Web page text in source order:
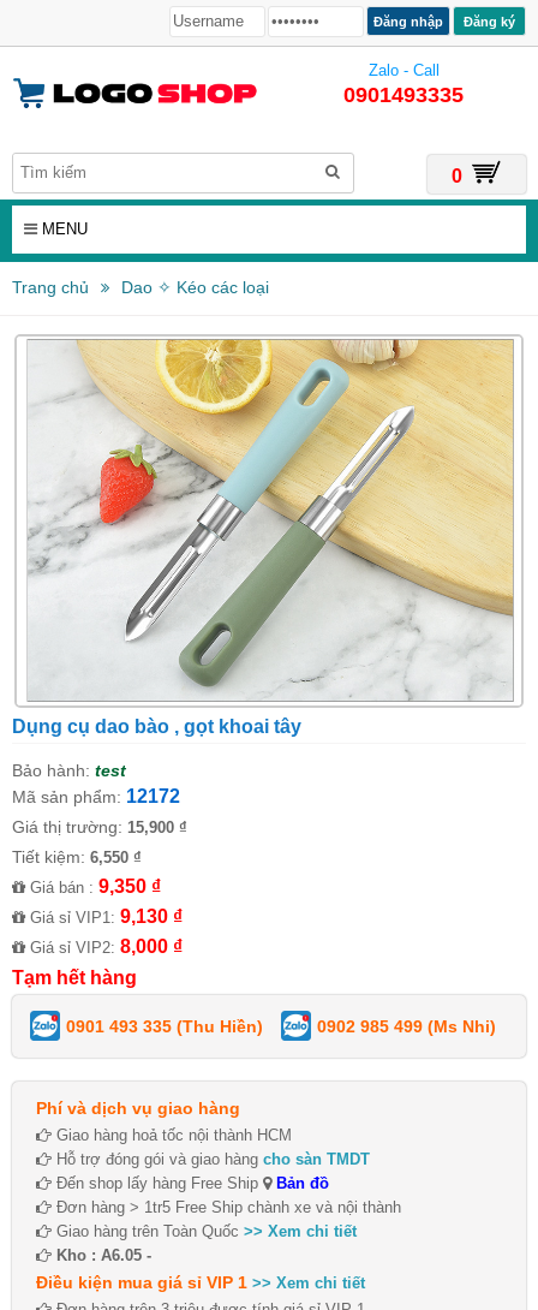
Đăng ký
Zalo - Call
0901493335
0
MENU
Trang chủ Dao ✧ Kéo các loại
Dụng cụ dao bào , gọt khoai tây
Bảo hành: test
Mã sản phẩm: 12172
Giá thị trường: 15,900 ₫
Tiết kiệm: 6,550 ₫
Giá bán : 9,350 ₫
Giá sỉ VIP1: 9,130 ₫
Giá sỉ VIP2: 8,000 ₫
Tạm hết hàng
0901 493 335 (Thu Hiền) 0902 985 499 (Ms Nhi)
Phí và dịch vụ giao hàng
Giao hàng hoả tốc nội thành HCM
Hỗ trợ đóng gói và giao hàng cho sàn TMDT
Đến shop lấy hàng Free Ship
Bản đồ
Đơn hàng > 1tr5 Free Ship chành xe và nội thành
Giao hàng trên Toàn Quốc >> Xem chi tiết
Kho : A6.05 -
Điều kiện mua giá sỉ VIP 1 >> Xem chi tiết